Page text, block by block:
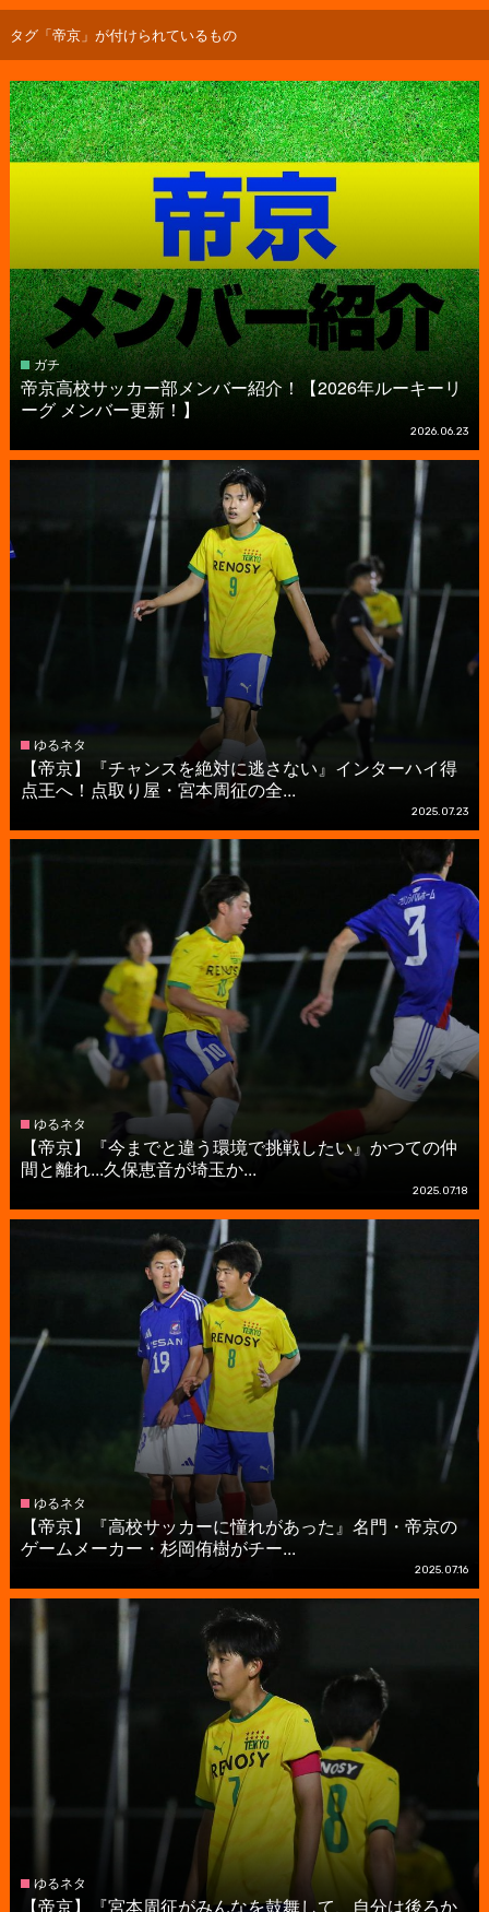
タグ「帝京」が付けられているもの
ガチ
帝京高校サッカー部メンバー紹介！【2026年ルーキーリ
ーグ メンバー更新！】
2026.06.23
ゆるネタ
【帝京】『チャンスを絶対に逃さない』インターハイ得
点王へ！点取り屋・宮本周征の全...
2025.07.23
ゆるネタ
【帝京】『今までと違う環境で挑戦したい』かつての仲
間と離れ...久保恵音が埼玉か...
2025.07.18
ゆるネタ
【帝京】『高校サッカーに憧れがあった』名門・帝京の
ゲームメーカー・杉岡侑樹がチー...
2025.07.16
ゆるネタ
【帝京】『宮本周征がみんなを鼓舞して、自分は後ろか